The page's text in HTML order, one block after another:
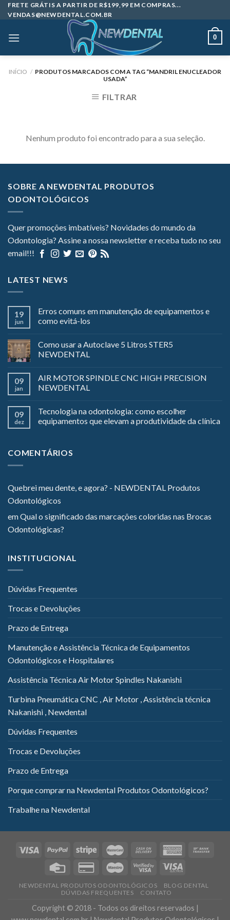
Skip
to
FRETE GRÁTIS A PARTIR DE R$199,99 EM COMPRAS...
VENDAS@NEWDENTAL.COM.BR
0
INÍCIO / PRODUTOS MARCADOS COM A TAG “MANDRIL ENUCLEADOR
USADA”
FILTRAR
Nenhum produto foi encontrado para a sua seleção.
SOBRE A NEWDENTAL PRODUTOS
ODONTOLÓGICOS
Quer promoções imbatíveis? Novidades do mundo da
Odontologia? Assine a nossa newsletter e receba tudo no seu
email!!!
LATEST NEWS
19
jun
Erros comuns em manutenção de equipamentos e
como evitá-los
Como usar a Autoclave 5 Litros STER5
NEWDENTAL
09
jan
AIR MOTOR SPINDLE CNC HIGH PRECISION
NEWDENTAL
09
dez
Tecnologia na odontologia: como escolher
equipamentos que elevam a produtividade da clínica
COMENTÁRIOS
Quebrei meu dente, e agora? - NEWDENTAL Produtos
Odontológicos
emQual o significado das marcações coloridas nas Brocas
Odontológicas?
INSTITUCIONAL
Dúvidas Frequentes
Trocas e Devoluções
Prazo de Entrega
Manutenção e Assistência Técnica de Equipamentos
Odontológicos e Hospitalares
Assistência Técnica Air Motor Spindles Nakanishi
Turbina Pneumática CNC , Air Motor , Assistência técnica
Nakanishi , Newdental
Dúvidas Frequentes
Trocas e Devoluções
Prazo de Entrega
Porque comprar na Newdental Produtos Odontológicos?
Trabalhe na Newdental
NEWDENTAL PRODUTOS ODONTOLÓGICOS
BLOG DENTAL
DÚVIDAS FREQUENTES
CONTATO
Copyright © 2018 - Todos os direitos reservados |